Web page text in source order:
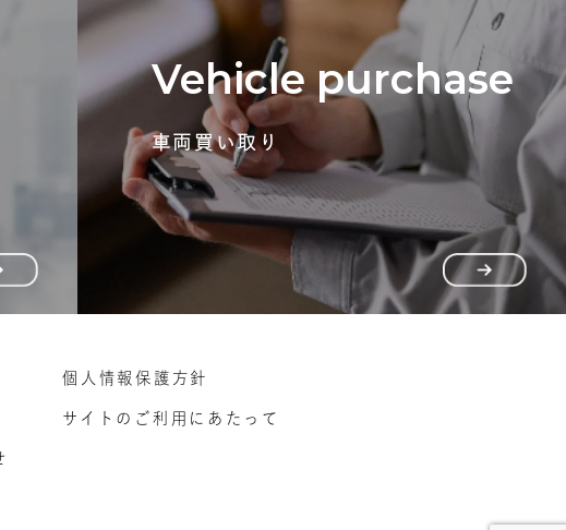
Vehicle purchase
車両買い取り
個人情報保護方針
サイトのご利用にあたって